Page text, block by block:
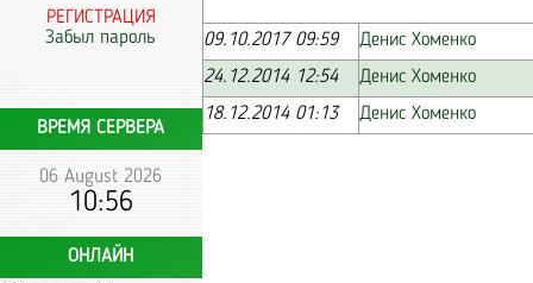
РЕГИСТРАЦИЯ
Забыл пароль
ВРЕМЯ СЕРВЕРА
06 August 2026
10:56
ОНЛАЙН
09.10.2017 09:59
Денис Хоменко
24.12.2014 12:54
Денис Хоменко
18.12.2014 01:13
Денис Хоменко